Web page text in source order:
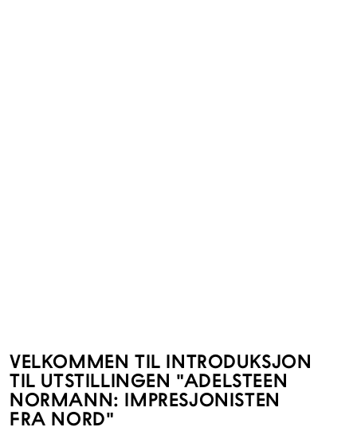
VELKOMMEN TIL INTRODUKSJON
TIL UTSTILLINGEN "ADELSTEEN
NORMANN: IMPRESJONISTEN
FRA NORD"